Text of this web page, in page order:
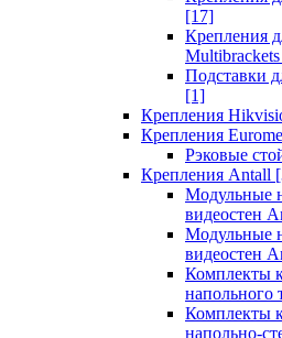
[17]
Крепления
Multibrackets
Подставки
[1]
Крепления
Крепления
Рэковые
Крепления Antall
Модульные
видеостен
Модульные
видеостен
Комплекты
напольного
Комплекты
напольно-